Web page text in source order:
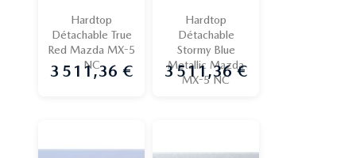
Hardtop
Détachable True
Red Mazda MX-5
NC
Prix
3 511,36 €
Hardtop
Détachable
Stormy Blue
Metallic Mazda
MX-5 NC
Prix
3 511,36 €